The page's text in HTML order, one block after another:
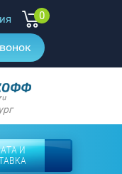
0
И